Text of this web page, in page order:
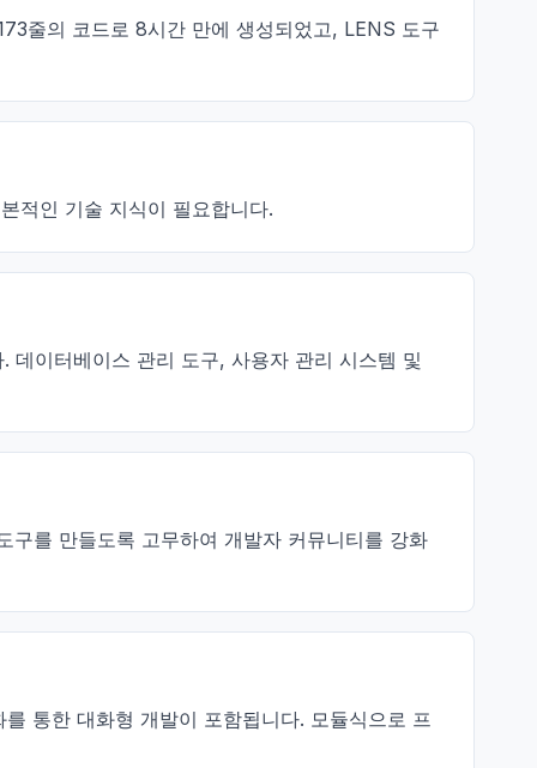
줄의 코드로 8시간 만에 생성되었고, LENS 도구
적인 기술 지식이 필요합니다.
이터베이스 관리 도구, 사용자 관리 시스템 및
를 만들도록 고무하여 개발자 커뮤니티를 강화
통한 대화형 개발이 포함됩니다. 모듈식으로 프